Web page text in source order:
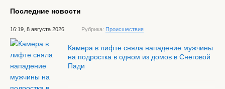
Последние новости
16:19, 8 августа 2026 Рубрика: Происшествия
Камера в лифте сняла нападение мужчины
на подростка в одном из домов в Снеговой
Пади